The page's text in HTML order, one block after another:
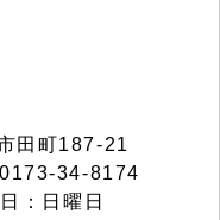
田町187-21
34-8174
：日曜日